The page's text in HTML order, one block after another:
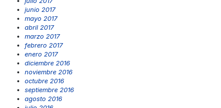
junio 2017
mayo 2017
abril 2017
marzo 2017
febrero 2017
enero 2017
diciembre 2016
noviembre 2016
octubre 2016
septiembre 2016
agosto 2016